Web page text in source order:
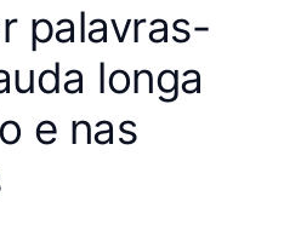
palavras-
longa
e nas